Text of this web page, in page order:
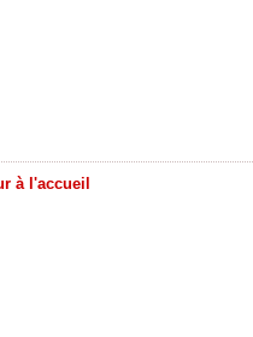
à l'accueil